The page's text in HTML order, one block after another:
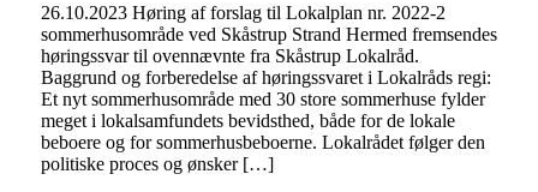
26.10.2023 Høring af forslag til Lokalplan nr. 2022-2
sommerhusområde ved Skåstrup Strand Hermed fremsendes
høringssvar til ovennævnte fra Skåstrup Lokalråd.
Baggrund og forberedelse af høringssvaret i Lokalråds regi:
Et nyt sommerhusområde med 30 store sommerhuse fylder
meget i lokalsamfundets bevidsthed, både for de lokale
beboere og for sommerhusbeboerne. Lokalrådet følger den
politiske proces og ønsker […]